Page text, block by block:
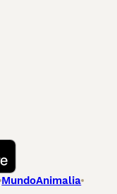
MundoAnimalia